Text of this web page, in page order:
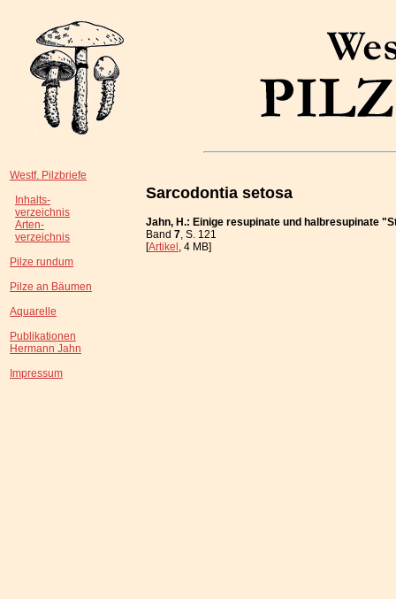
Westf. Pilzbriefe
Inhalts-
verzeichnis
Arten-
verzeichnis
Pilze rundum
Pilze an Bäumen
Aquarelle
Publikationen
Hermann Jahn
Impressum
Sarcodontia setosa
Jahn, H.: Einige resupinate und halbresupinate
Band 7, S. 121
[Artikel, 4 MB]